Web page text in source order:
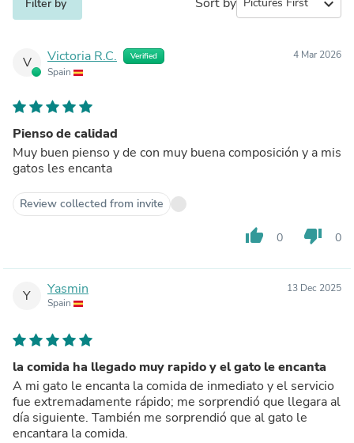
Filter by
V Victoria R.C. Verified
Spain
4 Mar 2026
Pienso de calidad
Muy buen pienso y de con muy buena composición y a mis
gatos les encanta
Review collected from invite
thumb_up 0 thumb_down 0
Y Yasmin
Spain
13 Dec 2025
la comida ha llegado muy rapido y el gato le encanta
A mi gato le encanta la comida de inmediato y el servicio
fue extremadamente rápido; me sorprendió que llegara al
día siguiente. También me sorprendió que al gato le
encantara la comida.